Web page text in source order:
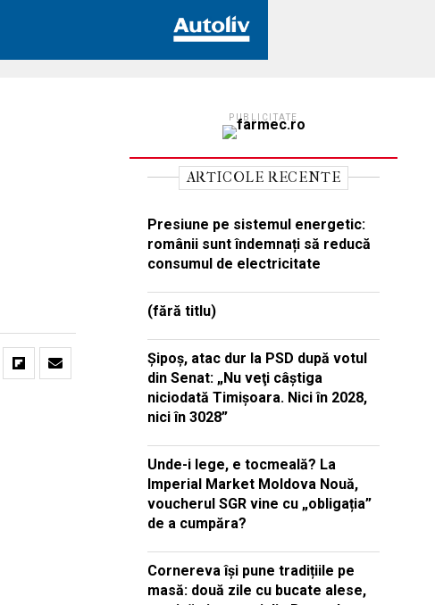
PUBLICITATE
ARTICOLE RECENTE
Presiune pe sistemul energetic:
românii sunt îndemnați să reducă
consumul de electricitate
(fără titlu)
Şipoş, atac dur la PSD după votul
din Senat: „Nu veţi câştiga
niciodată Timişoara. Nici în 2028,
nici în 3028”
Unde-i lege, e tocmeală? La
Imperial Market Moldova Nouă,
voucherul SGR vine cu „obligația”
de a cumpăra?
Cornereva își pune tradițiile pe
masă: două zile cu bucate alese,